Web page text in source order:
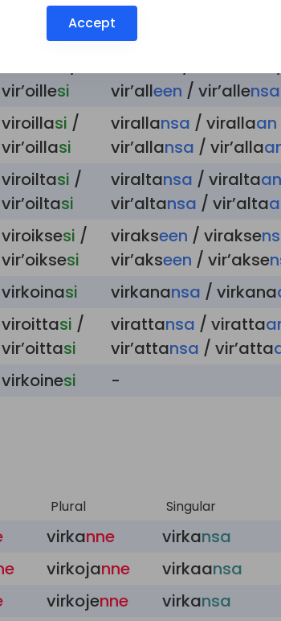
viroistasi/
vir’oista
si
virasta
vir’asta
vir’oillesi
vir’alleen / vir’allensa
viroillasi /
vir’oillasi
virallansa / virallaan
vir’allansa / vir’alla
viroiltasi /
vir’oiltasi
viraltansa / viraltaan
vir’altansa / vir’alta
viroiksesi /
vir’oiksesi
virakseen / virakse
vir’akseen / vir’akse
virkoinasi virkanansa / virkana
viroittasi /
vir’oittasi
virattansa / viratta
vir’attansa / vir’atta
virkoinesi -
Plural Singular
virkanne virkansa
virkojanne virkaansa
virkojenne virkansa
Accept